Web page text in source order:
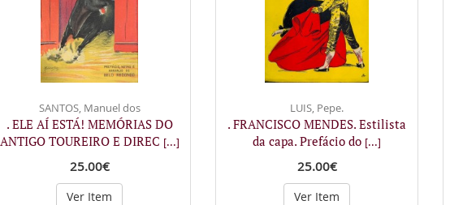
SANTOS, Manuel dos
. ELE AÍ ESTÁ! MEMÓRIAS DO
ANTIGO TOUREIRO E DIREC [...]
25.00€
Ver Item
LUIS, Pepe.
. FRANCISCO MENDES. Estilista
da capa. Prefácio do [...]
25.00€
Ver Item